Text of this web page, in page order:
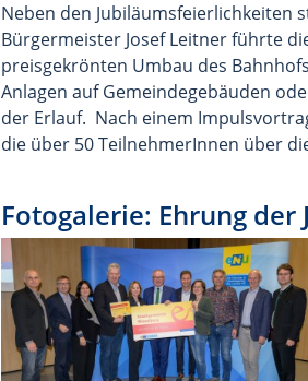
Neben den Jubiläumsfeierlichkeiten
Bürgermeister Josef Leitner führte
preisgekrönten Umbau des
Anlagen auf Gemeindegebäuden
der Erlauf. Nach einem
die über 50 TeilnehmerInnen über
Fotogalerie: Ehrung der
Bild vergrößern: